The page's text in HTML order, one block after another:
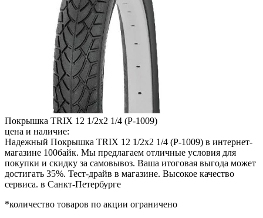
Покрышка TRIX 12 1/2x2 1/4 (P-1009)
цена и наличие:
Надежный Покрышка TRIX 12 1/2x2 1/4 (P-1009) в интернет-
магазине 100байк. Мы предлагаем отличные условия для
покупки и скидку за самовывоз. Ваша итоговая выгода может
достигать 35%. Тест-драйв в магазине. Высокое качество
сервиса. в Санкт-Петербурге
*количество товаров по акции ограничено